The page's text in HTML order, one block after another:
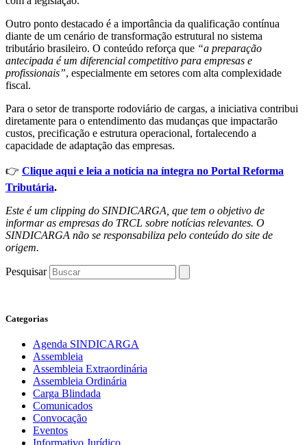
Outro ponto destacado é a importância da qualificação contínua
diante de um cenário de transformação estrutural no sistema
tributário brasileiro. O conteúdo reforça que “a preparação
antecipada é um diferencial competitivo para empresas e
profissionais”, especialmente em setores com alta complexidade
fiscal.
Para o setor de transporte rodoviário de cargas, a iniciativa contribui
diretamente para o entendimento das mudanças que impactarão
custos, precificação e estrutura operacional, fortalecendo a
capacidade de adaptação das empresas.
👉 Clique aqui e leia a notícia na íntegra no Portal Reforma
Tributária.
Este é um clipping do SINDICARGA, que tem o objetivo de
informar as empresas do TRCL sobre notícias relevantes. O
SINDICARGA não se responsabiliza pelo conteúdo do site de
origem.
Pesquisar
Categorias
Agenda SINDICARGA
Assembleia
Assembleia Extraordinária
Assembleia Ordinária
Carga Blindada
Comunicados
Convocação
Eventos